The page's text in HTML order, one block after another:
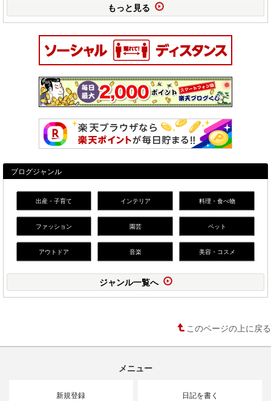
もっと見る
ブログジャンル
出産・子育て インテリア 料理・食べ物
ファッション 園芸 ペット
アウトドア 音楽 美容・コスメ
ジャンル一覧へ
このページの上に戻る
メニュー
新規登録 日記を書く